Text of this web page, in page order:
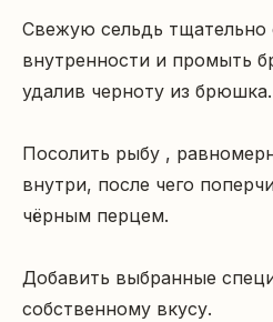
Свежую сельдь тщательно
внутренности и промыть
удалив черноту из брюшка.
Посолить рыбу ,
внутри, после чего
чёрным перцем.
Добавить выбранные
собственному вкусу.